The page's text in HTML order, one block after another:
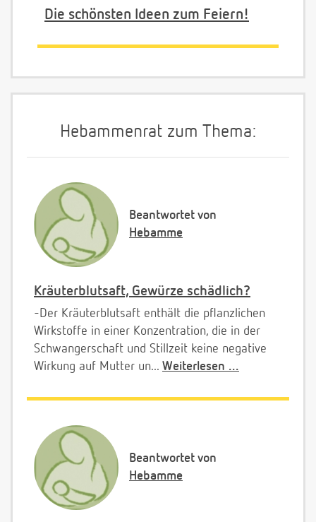
Die schönsten Ideen zum Feiern!
Hebammenrat zum Thema:
Beantwortet von
Hebamme
Kräuterblutsaft, Gewürze schädlich?
-Der Kräuterblutsaft enthält die pflanzlichen
Wirkstoffe in einer Konzentration, die in der
Schwangerschaft und Stillzeit keine negative
Wirkung auf Mutter un... Weiterlesen ...
Beantwortet von
Hebamme